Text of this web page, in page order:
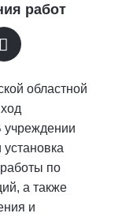
работ
областной
учреждении
по
а также
и